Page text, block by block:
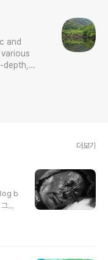
and
depth,
or
더보기
b
에
다.